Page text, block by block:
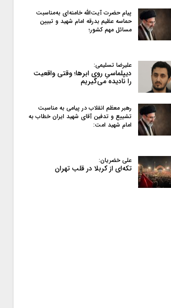
پیام حضرت آیت‌الله خامنه‌ای به‌مناسبت
حماسه عظیم بدرقه امام شهید و تبیین
مسائل مهم کشور؛
علیرضا تسلیمی:
دیپلماسیِ روی ابرها؛ وقتی واقعیت
را نادیده می‌گیریم
رهبر معظم انقلاب در پیامی به‌ مناسبت
تشییع و تدفین آقای شهید ایران خطاب به
امام شهید امت:
علی خضریان:
تکه‌ای از کربلا در قلب تهران